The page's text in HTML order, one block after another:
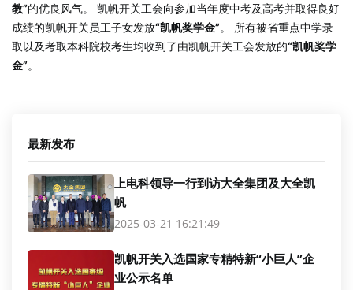
教”的优良风气。 凯帆开关工会向参加当年度中考及高考并取得良好
成绩的凯帆开关员工子女发放“凯帆奖学金”。 所有被省重点中学录
取以及考取本科院校考生均收到了由凯帆开关工会发放的“凯帆奖学
金”。
最新发布
上电科领导一行到访大全集团及大全凯
帆
2025-03-21 16:21:49
凯帆开关入选国家专精特新“小巨人”企
业公示名单